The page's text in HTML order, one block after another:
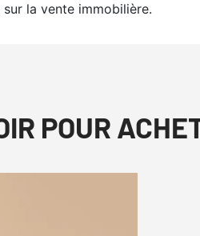
la vente immobilière.
POUR